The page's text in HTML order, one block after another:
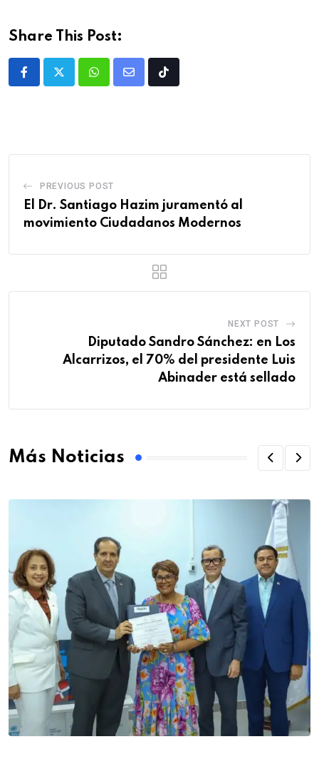
Share This Post:
PREVIOUS POST
El Dr. Santiago Hazim juramentó al
movimiento Ciudadanos Modernos
NEXT POST
Diputado Sandro Sánchez: en Los
Alcarrizos, el 70% del presidente Luis
Abinader está sellado
Más Noticias